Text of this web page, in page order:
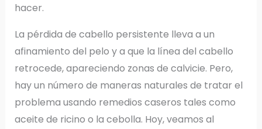
hacer.
La pérdida de cabello persistente lleva a un
afinamiento del pelo y a que la línea del cabello
retrocede, apareciendo zonas de calvicie. Pero,
hay un número de maneras naturales de tratar el
problema usando remedios caseros tales como
aceite de ricino o la cebolla. Hoy, veamos al